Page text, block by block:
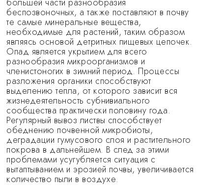
беспозвоночных, а также поставляют в почву
те самые минеральные вещества,
необходимые для растений, таким образом
являясь основой детритных пищевых цепочек.
Опад является укрытием для всего
разнообразия микроорганизмов и
членистоногих в зимний период. Процессы
разложения органики способствуют
выделению тепла, от которого зависит вся
жизнедеятельность субнивиального
сообщества практически половину года.
Регулярный вывоз листвы способствует
обеднению почвенной микробиоты,
деградации гумусового слоя и растительного
покрова в дальнейшем. В след за этими
проблемами усугубляется ситуация с
вытаптыванием и эрозией почвы, увеличивается
количество пыли в воздухе.